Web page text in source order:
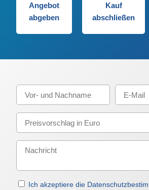
Angebot
abgeben
Kauf
abschließen
Ich akzeptiere die